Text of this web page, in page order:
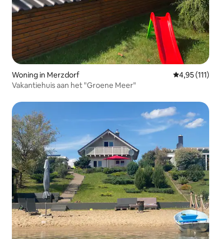
Woning in Merzdorf Gemiddelde
4,95 (111)
Vakantiehuis aan het "Groene Meer"